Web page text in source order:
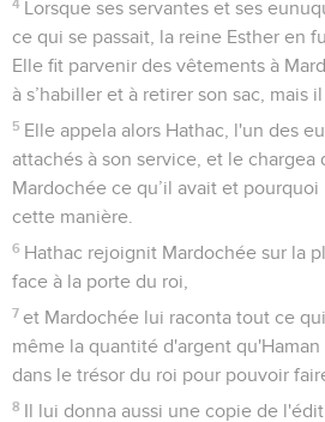
4 Lorsque ses servantes et ses
ce qui se passait, la reine Esther en
Elle fit parvenir des vêtements à
à s’habiller et à retirer son sac, mais
5 Elle appela alors Hathac, l'un des
attachés à son service, et le chargea
Mardochée ce qu’il avait et
cette manière.
6 Hathac rejoignit Mardochée sur la
face à la porte du roi,
7 et Mardochée lui raconta tout ce
même la quantité d'argent
dans le trésor du roi pour pouvoir
8 Il lui donna aussi une copie de